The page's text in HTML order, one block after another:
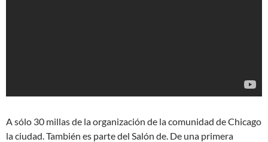
A sólo 30 millas de la organización de la comunidad de Chicago
la ciudad. También es parte del Salón de. De una primera